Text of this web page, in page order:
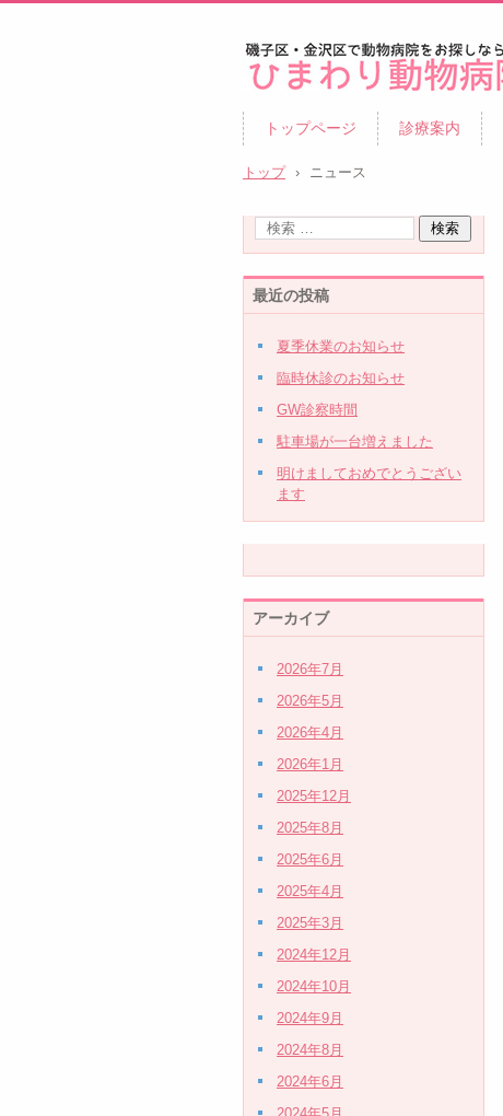
区|夜8時まで診察|鍼治療
トップページ 診療案内
トップ › ニュース
最近の投稿
夏季休業のお知らせ
臨時休診のお知らせ
GW診察時間
駐車場が一台増えました
明けましておめでとうござい
ます
アーカイブ
2026年7月
2026年5月
2026年4月
2026年1月
2025年12月
2025年8月
2025年6月
2025年4月
2025年3月
2024年12月
2024年10月
2024年9月
2024年8月
2024年6月